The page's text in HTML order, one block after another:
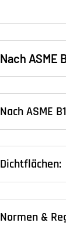
Nach ASME
Nach ASME
Dichtflächen:
Normen &